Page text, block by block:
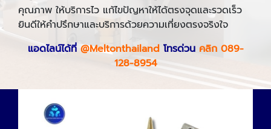
คุณภาพ ให้บริการไว แก้ไขปัญหาให้ได้ตรงจุดและรวดเร็ว
ยินดีให้คำปรึกษาและบริการด้วยความเที่ยงตรงจริงใจ
แอดไลน์ได้ที่ @Meltonthailand โทรด่วน คลิก 089-
128-8954